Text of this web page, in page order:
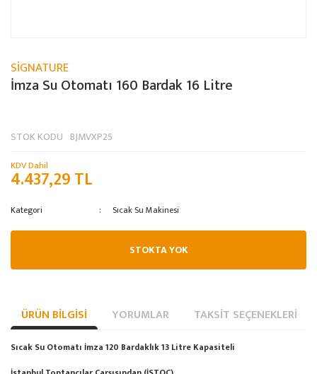
SİGNATURE
İmza Su Otomatı 160 Bardak 16 Litre
STOK KODU BJMVXP25
KDV Dahil
4.437,29 TL
Kategori Sıcak Su Makinesi
STOKTA YOK
ÜRÜN BILGISI YORUMLAR TAKSIT SEÇENEKLERI
Sıcak Su Otomatı İmza 120 Bardaklık 13 Litre Kapasiteli